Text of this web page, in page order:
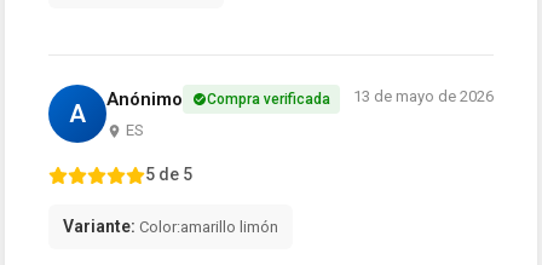
A Anónimo Compra verificada
ES
13 de mayo de 2026
5 de 5
Variante: Color:amarillo limón